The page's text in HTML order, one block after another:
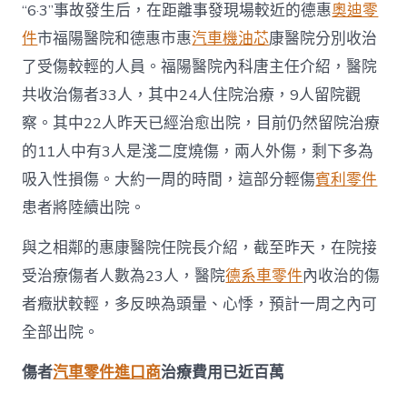
“6·3”事故發生后，在距離事發現場較近的德惠奧迪零
件市福陽醫院和德惠市惠汽車機油芯康醫院分別收治
了受傷較輕的人員。福陽醫院內科唐主任介紹，醫院
共收治傷者33人，其中24人住院治療，9人留院觀
察。其中22人昨天已經治愈出院，目前仍然留院治療
的11人中有3人是淺二度燒傷，兩人外傷，剩下多為
吸入性損傷。大約一周的時間，這部分輕傷賓利零件
患者將陸續出院。
與之相鄰的惠康醫院任院長介紹，截至昨天，在院接
受治療傷者人數為23人，醫院德系車零件內收治的傷
者癥狀較輕，多反映為頭暈、心悸，預計一周之內可
全部出院。
傷者汽車零件進口商治療費用已近百萬